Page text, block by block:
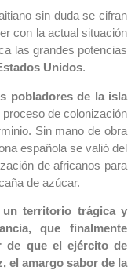
sin duda se cifran
con la actual situación
las grandes potencias
Unidos.
pobladores de la isla
proceso de colonización
Sin mano de obra
española se valió del
de africanos para
de azúcar.
territorio trágica y
que finalmente
de que el ejército de
el amargo sabor de la